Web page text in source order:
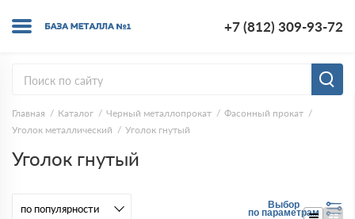
+7 (812) 309-93-72
Главная Каталог Черный металлопрокат
Фасонный прокат
Уголок металлический
Уголок гнутый
Уголок гнутый
Выбор
по параметрам